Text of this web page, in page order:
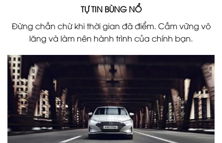
TỰ TIN BÙNG NỔ
Đừng chần chừ khi thời gian đã điểm. Cầm vững vô
lăng và làm nên hành trình của chính bạn.